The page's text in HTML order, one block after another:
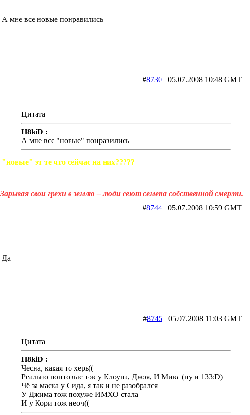
А мне все новые понравились
#8730 05.07.2008 10:48 GMT
Цитата
H8kiD :
А мне все "новые" понравились
"новые" эт те что сейчас на них?????
Зарывая свои грехи в землю – люди сеют семена собственной смерти.
#8744 05.07.2008 10:59 GMT
Да
#8745 05.07.2008 11:03 GMT
Цитата
H8kiD :
Чесна, какая то херь((
Реально понтовые ток у Клоуна, Джоя, И Мика (ну и 133:D)
Чё за маска у Сида, я так и не разобрался
У Джима тож похуже ИМХО стала
И у Кори тож неоч((